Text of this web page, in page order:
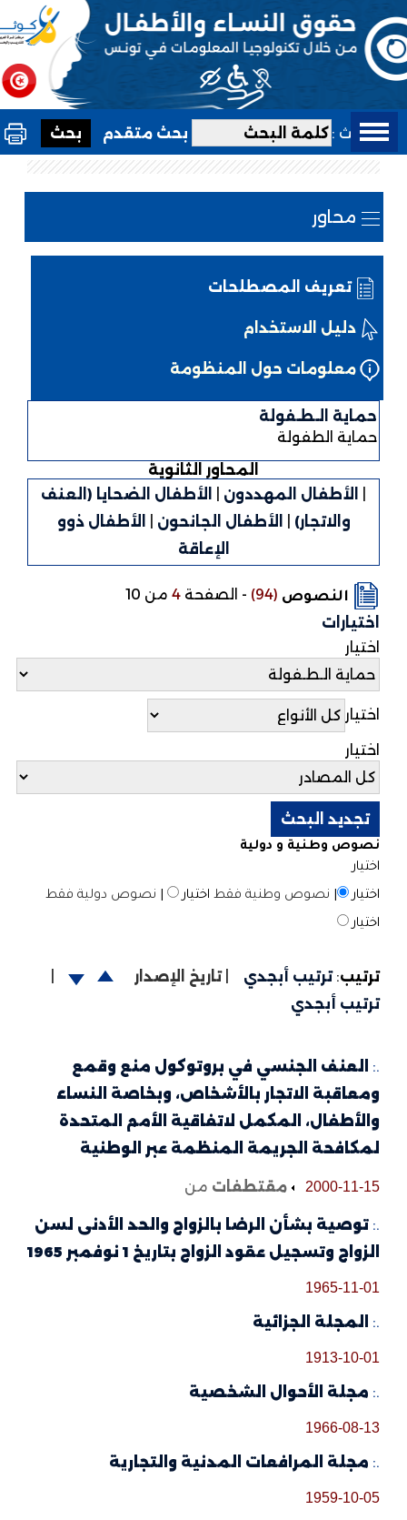
بحث : بحث متقدم
محاور
تعريف المصطلحات
دليل الاستخدام
معلومات حول المنظومة
حماية الـطـفولة
حماية الطفولة
المحاور الثانوية
الأطفال المهددون | الأطفال الضحايا (العنف
والاتجار) | الأطفال الجانحون | الأطفال ذوو
الإعاقة
النصوص (94)
-الصفحة4 من 10
اختيارات
اختيار
اختيار
اختيار
نصوص وطنية و دولية
اختيار
اختيار
| نصوص وطنية فقط اختيار | نصوص دولية فقط
اختيار
ترتيب: ترتيب أبجدي | تاريخ الإصدار
|
ترتيب أبجدي
العنف الجنسي في بروتوكول منع وقمع
ومعاقبة الاتجار بالأشخاص، وبخاصة النساء
والأطفال، المكمل لاتفاقية الأمم المتحدة
لمكافحة الجريمة المنظمة عبر الوطنية
2000-11-15 مقتطفات من
توصية بشأن الرضا بالزواج والحد الأدنى لسن
الزواج وتسجيل عقود الزواج بتاريخ 1 نوفمبر 1965
1965-11-01
المجلة الجزائية
1913-10-01
مجلة الأحوال الشخصية
1966-08-13
مجلة المرافعات المدنية والتجارية
1959-10-05